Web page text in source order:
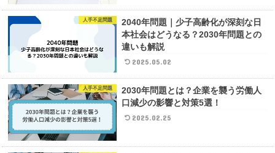
人手不足問題
2040年問題｜少子高齢化が深刻な日
本社会はどうなる？2030年問題との
違いも解説
2025.05.02
人手不足問題
2030年問題とは？企業を襲う労働人
口減少の影響と対策5選！
2025.02.25